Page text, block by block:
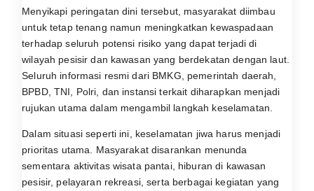
Menyikapi peringatan dini tersebut, masyarakat diimbau
untuk tetap tenang namun meningkatkan kewaspadaan
terhadap seluruh potensi risiko yang dapat terjadi di
wilayah pesisir dan kawasan yang berdekatan dengan laut.
Seluruh informasi resmi dari BMKG, pemerintah daerah,
BPBD, TNI, Polri, dan instansi terkait diharapkan menjadi
rujukan utama dalam mengambil langkah keselamatan.
Dalam situasi seperti ini, keselamatan jiwa harus menjadi
prioritas utama. Masyarakat disarankan menunda
sementara aktivitas wisata pantai, hiburan di kawasan
pesisir, pelayaran rekreasi, serta berbagai kegiatan yang